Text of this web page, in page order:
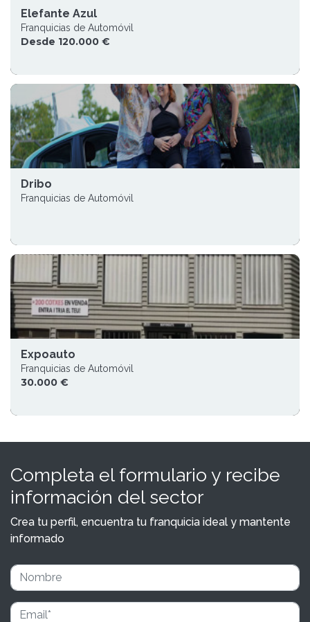
Elefante Azul
Franquicias de Automóvil
Desde 120.000 €
Dribo
Franquicias de Automóvil
Expoauto
Franquicias de Automóvil
30.000 €
Completa el formulario y recibe
información del sector
Crea tu perfil, encuentra tu franquicia ideal y mantente
informado